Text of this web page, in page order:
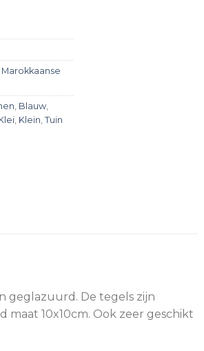
Marokkaanse
Blauw
Klein Tuin
geglazuurd. De tegels zijn
10x10cm. Ook zeer geschikt